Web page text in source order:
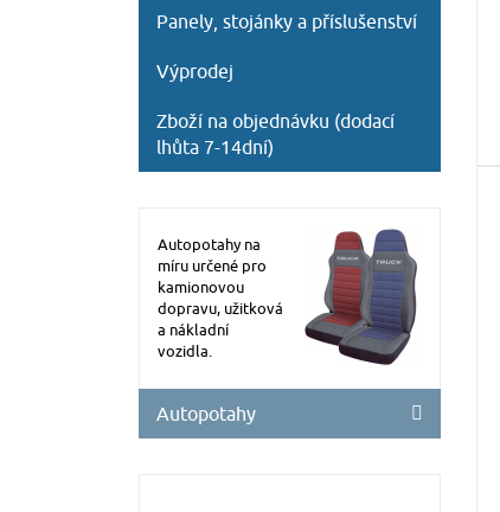
Panely, stojánky a příslušenství
Výprodej
Zboží na objednávku (dodací
lhůta 7-14dní)
Autopotahy na
míru určené pro
kamionovou
dopravu, užitková
a nákladní
vozidla.
Autopotahy